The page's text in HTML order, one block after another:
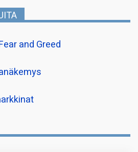
and Greed